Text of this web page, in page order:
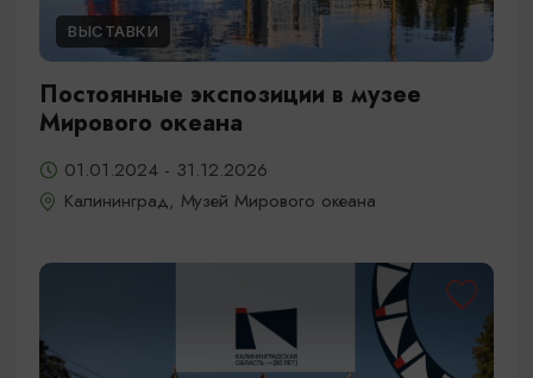
ВЫСТАВКИ
Постоянные экспозиции в музее
Мирового океана
01.01.2024 - 31.12.2026
Калининград, Музей Мирового океана